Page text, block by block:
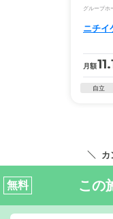
グループホ
ニチイ
月額
自立
カ
無料 この